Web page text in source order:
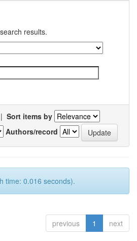
results.
| Sort items by
Authors/record
time: 0.016 seconds).
previous 1 next